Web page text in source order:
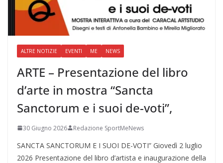
ALTRE NOTIZIE EVENTI ME NEWS
ARTE – Presentazione del libro
d’arte in mostra “Sancta
Sanctorum e i suoi de-voti”,
30 Giugno 2026 Redazione SportMeNews
SANCTA SANCTORUM E I SUOI DE-VOTI” Giovedì 2 luglio
2026 Presentazione del libro d’artista e inaugurazione della